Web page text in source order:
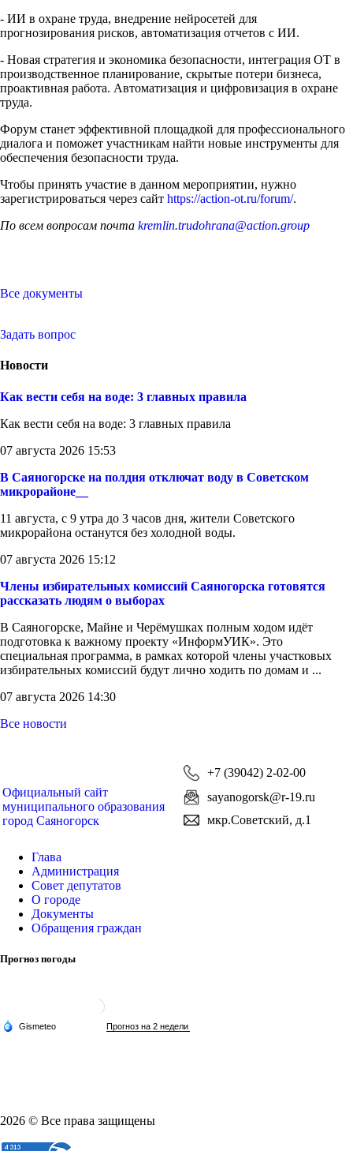
- ИИ в охране труда, внедрение нейросетей для
прогнозирования рисков, автоматизация отчетов с ИИ.
- Новая стратегия и экономика безопасности, интеграция ОТ в
производственное планирование, скрытые потери бизнеса,
проактивная работа. Автоматизация и цифровизация в охране
труда.
Форум станет эффективной площадкой для профессионального
диалога и поможет участникам найти новые инструменты для
обеспечения безопасности труда.
Чтобы принять участие в данном мероприятии, нужно
зарегистрироваться через сайт https://action-ot.ru/forum/.
По всем вопросам почта kremlin.trudohrana@action.group
Все документы
Задать вопрос
Новости
Как вести себя на воде: 3 главных правила
Как вести себя на воде: 3 главных правила
07 августа 2026 15:53
В Саяногорске на полдня отключат воду в Советском
микрорайоне__
11 августа, с 9 утра до 3 часов дня, жители Советского
микрорайона останутся без холодной воды.
07 августа 2026 15:12
Члены избирательных комиссий Саяногорска готовятся
рассказать людям о выборах
В Саяногорске, Майне и Черёмушках полным ходом идёт
подготовка к важному проекту «ИнформУИК». Это
специальная программа, в рамках которой члены участковых
избирательных комиссий будут лично ходить по домам и ...
07 августа 2026 14:30
Все новости
Официальный сайт
муниципального образования
город Саяногорск
+7 (39042) 2-02-00
sayanogorsk@r-19.ru
мкр.Советский, д.1
Глава
Администрация
Совет депутатов
О городе
Документы
Обращения граждан
Прогноз погоды
2026 © Все права защищены